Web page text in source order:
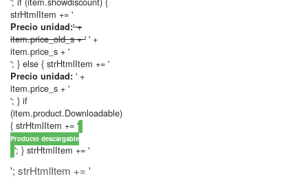
strHtmlItem += '
Precio unidad:' +
item.price_old_s + ' ' +
item.price_s + '
'; } else { strHtmlItem += '
Precio unidad: ' +
item.price_s + '
'; } if
(item.product.Downloadable)
{ strHtmlItem += '
Producto descargable
'; } strHtmlItem += '
'; strHtmlItem += '